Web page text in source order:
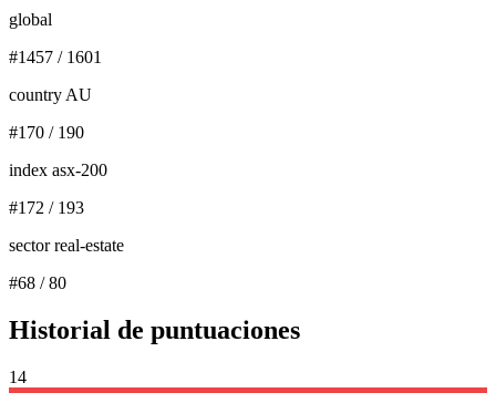
global
#1457 / 1601
country AU
#170 / 190
index asx-200
#172 / 193
sector real-estate
#68 /80
Historial de puntuaciones
14